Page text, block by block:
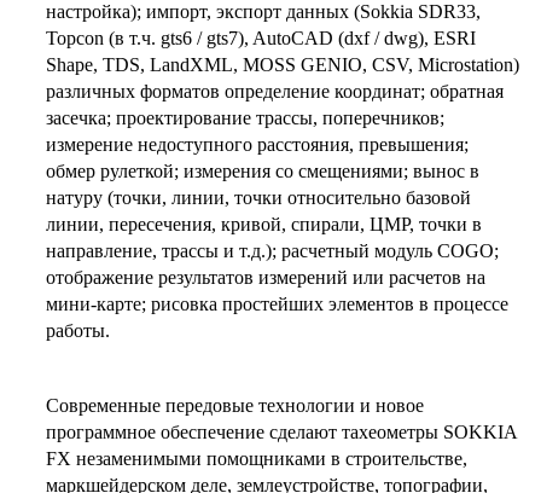
настройка); импорт, экспорт данных (Sokkia SDR33,
Topcon (в т.ч. gts6 / gts7), AutoCAD (dxf / dwg), ESRI
Shape, TDS, LandXML, MOSS GENIO, CSV, Microstation)
различных форматов определение координат; обратная
засечка; проектирование трассы, поперечников;
измерение недоступного расстояния, превышения;
обмер рулеткой; измерения со смещениями; вынос в
натуру (точки, линии, точки относительно базовой
линии, пересечения, кривой, спирали, ЦМР, точки в
направление, трассы и т.д.); расчетный модуль COGO;
отображение результатов измерений или расчетов на
мини-карте; рисовка простейших элементов в процессе
работы.
Современные передовые технологии и новое
программное обеспечение сделают тахеометры SOKKIA
FX незаменимыми помощниками в строительстве,
маркшейдерском деле, землеустройстве, топографии,